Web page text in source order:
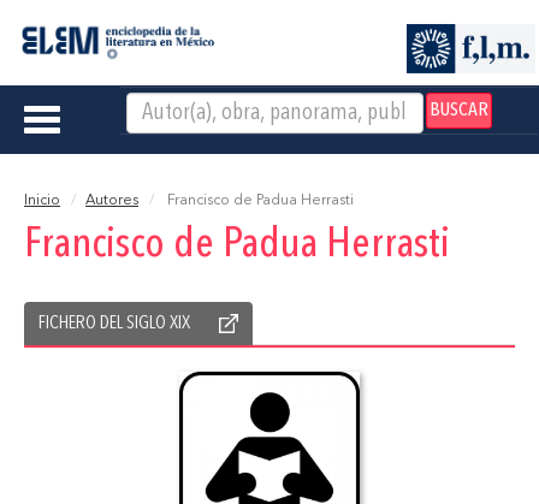
BUSCAR
Toggle
Inicio Autores Francisco de Padua Herrasti
Francisco de Padua Herrasti
FICHERO DEL SIGLO XIX